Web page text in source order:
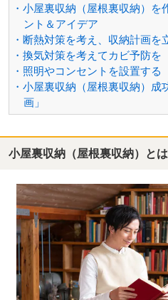
・小屋裏収納（屋根裏収納）
ント＆アイデア
・断熱対策を考え、収納計画を
・換気対策を考えてカビ予防を
・照明やコンセントを設置する
・小屋裏収納（屋根裏収納）
画」
小屋裏収納（屋根裏収納）とは